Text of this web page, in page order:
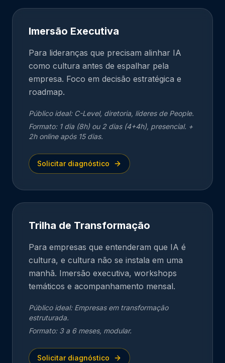
Imersão Executiva
Para lideranças que precisam alinhar IA
como cultura antes de espalhar pela
empresa. Foco em decisão estratégica e
roadmap.
Público ideal: C-Level, diretoria, líderes de People.
Formato: 1 dia (8h) ou 2 dias (4+4h), presencial. +
2h online após 15 dias.
Solicitar diagnóstico
Trilha de Transformação
Para empresas que entenderam que IA é
cultura, e cultura não se instala em uma
manhã. Imersão executiva, workshops
temáticos e acompanhamento mensal.
Público ideal: Empresas em transformação
estruturada.
Formato: 3 a 6 meses, modular.
Solicitar diagnóstico